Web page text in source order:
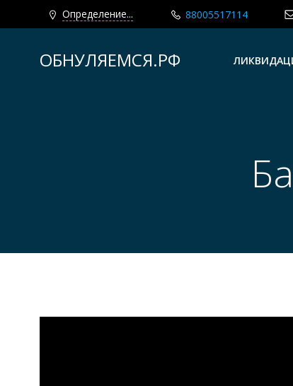
Определение... 88005517114
содержимомуОБНУЛЯЕМСЯ.РФ